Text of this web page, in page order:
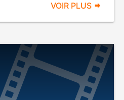
VOIR PLUS